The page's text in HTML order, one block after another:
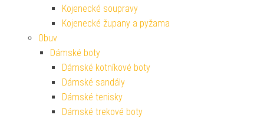
Kojenecké soupravy
Kojenecké župany a pyžama
Obuv
Dámské boty
Dámské kotníkové boty
Dámské sandály
Dámské tenisky
Dámské trekové boty